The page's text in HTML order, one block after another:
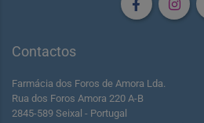
Contactos
Farmácia dos Foros de Amora Lda.
Rua dos Foros Amora 220 A-B
2845-589 Seixal - Portugal